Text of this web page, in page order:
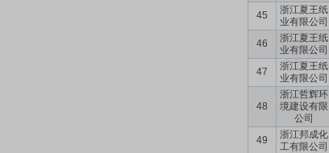
45
浙江夏王纸
业有限公司
46
浙江夏王纸
业有限公司
47
浙江夏王纸
业有限公司
48
浙江哲辉环
境建设有限
公司
49
浙江邦成化
工有限公司